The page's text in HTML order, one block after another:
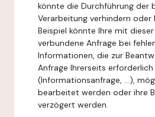
könnte die Durchführung der
Verarbeitung verhindern oder
Beispiel könnte Ihre mit
verbundene Anfrage bei
Informationen, die zur
Anfrage Ihrerseits erforderlich
(Informationsanfrage, ...),
bearbeitet werden oder ihre
verzögert werden.